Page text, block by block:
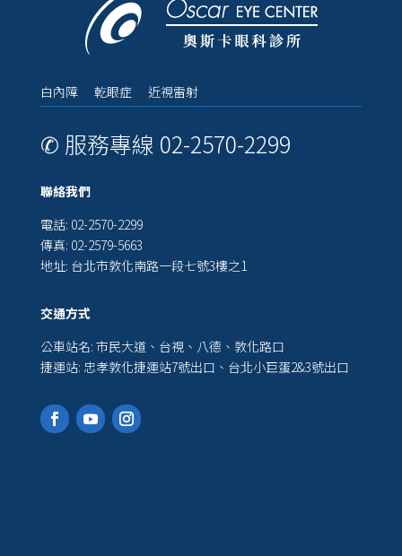
白內障 乾眼症 近視雷射
✆ 服務專線 02-2570-2299
聯絡我們
電話: 02-2570-2299
傳真: 02-2579-5663
地址: 台北市敦化南路一段七號3樓之1
交通方式
公車站名: 市民大道、台視、八德、敦化路口
捷運站: 忠孝敦化捷運站7號出口、台北小巨蛋2&3號出口